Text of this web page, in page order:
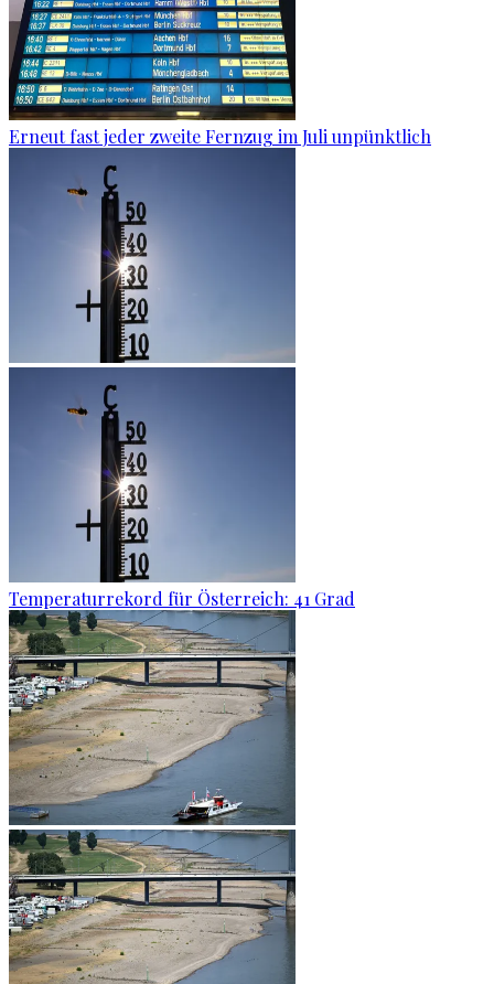
Erneut fast jeder zweite Fernzug im Juli unpünktlich
Temperaturrekord für Österreich: 41 Grad